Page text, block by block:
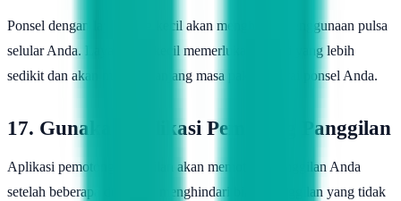
Ponsel dengan layar yang kecil akan menghemat penggunaan pulsa
selular Anda. Layar yang kecil memerlukan energi yang lebih
sedikit dan akan memperpanjang masa pakai baterai ponsel Anda.
17. Gunakan Aplikasi Pemotong Panggilan
Aplikasi pemotong panggilan akan memotong panggilan Anda
setelah beberapa detik dan menghindari biaya panggilan yang tidak